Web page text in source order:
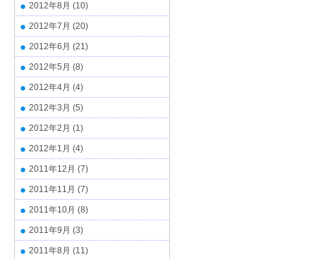
2012年8月 (10)
2012年7月 (20)
2012年6月 (21)
2012年5月 (8)
2012年4月 (4)
2012年3月 (5)
2012年2月 (1)
2012年1月 (4)
2011年12月 (7)
2011年11月 (7)
2011年10月 (8)
2011年9月 (3)
2011年8月 (11)